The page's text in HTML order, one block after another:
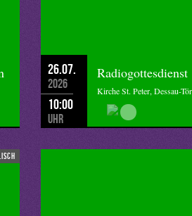
26.07.
2026
10:00
Uhr
Radiogottesdienst
Kirche St. Peter, Dessau-